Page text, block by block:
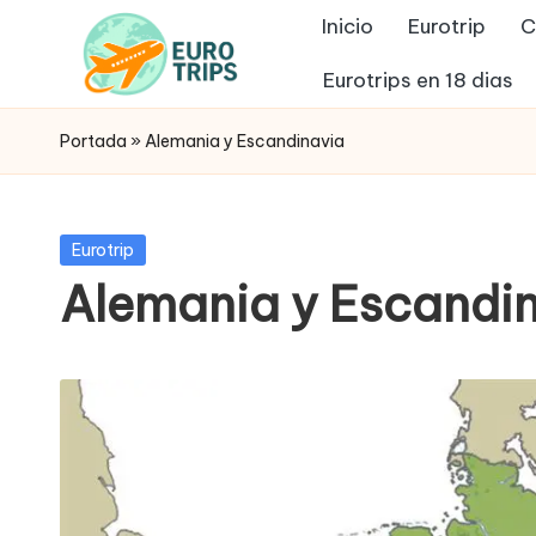
contenido
E
u
r
o
t
r
Viajes
a
Inicio Eurotrip
Eurotrips en 18 dias
Portada » Alemania y Escandinavia
Publicada
Eurotrip
Alemania y